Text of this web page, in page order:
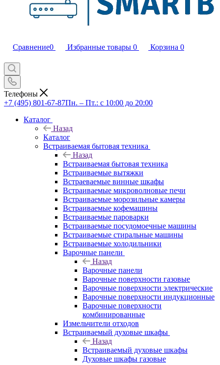
Сравнение0 Избранные товары 0 Корзина 0
Телефоны
+7 (495) 801-67-87Пн. – Пт.: с 10:00 до 20:00
Каталог
Назад
Каталог
Встраиваемая бытовая техника
Назад
Встраиваемая бытовая техника
Встраиваемые вытяжки
Встраеваемые винные шкафы
Встраиваемые микроволновые печи
Встраиваемые морозильные камеры
Встраиваемые кофемашины
Встраиваемые пароварки
Встраиваемые посудомоечные машины
Встраиваемые стиральные машины
Встраиваемые холодильники
Варочные панели
Назад
Варочные панели
Варочные поверхности газовые
Варочные поверхности электрические
Варочные поверхности индукционные
Варочные поверхности
комбинированные
Измельчители отходов
Встраиваемый духовые шкафы
Назад
Встраиваемый духовые шкафы
Духовые шкафы газовые